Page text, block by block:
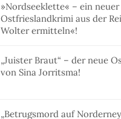
»Nordseeklette« – ein neuer
Ostfrieslandkrimi aus der
Wolter ermitteln«!
„Juister Braut“ – der neue
von Sina Jorritsma!
„Betrugsmord auf